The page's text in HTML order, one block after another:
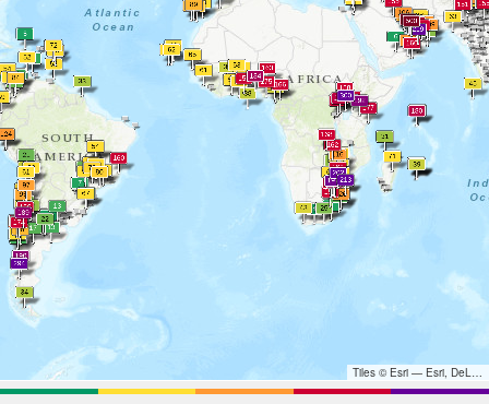
Tiles © Esri — Esri, DeLorme, NAVTEQ, TomTom, Intermap, iPC, USGS, FAO, NPS, NRCAN, GeoBase, Kadaster NL, Ordnance Survey, Esri Japan, METI, Esri China (Hong Kong), and the GIS User Community